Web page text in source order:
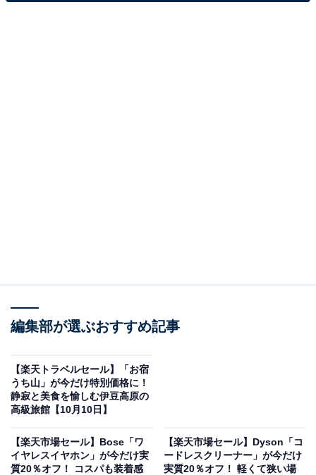
画像出典：楽天トラベル
「和歌山県の300～101室のホテル・旅館」で1位を獲得
しているのは、「白浜古賀の井リゾート＆スパ」です。
編集部が選ぶおすすめ記事
【楽天トラベルセール】「お宿
うち山」が今だけ特別価格に！
静寂と美食を愉しむ伊豆高原の
高級旅館【10月10日】
【楽天市場セール】Bose「ワ
イヤレスイヤホン」が今だけ実
質20％オフ！ コスパも装着感
【楽天市場セール】Dyson「コ
ードレスクリーナー」が今だけ
実質20％オフ！ 軽くて狭い場